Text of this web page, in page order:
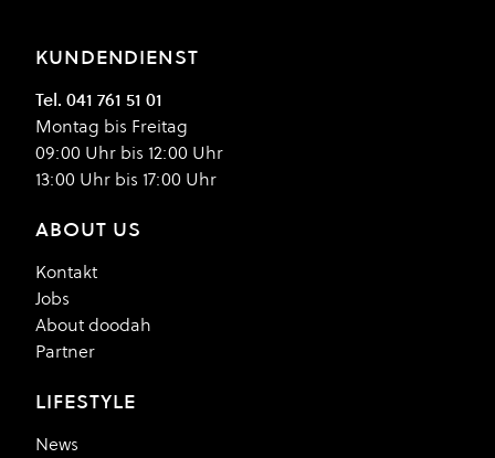
KUNDENDIENST
Tel. 041 761 51 01
Montag bis Freitag
09:00 Uhr bis 12:00 Uhr
13:00 Uhr bis 17:00 Uhr
ABOUT US
Kontakt
Jobs
About doodah
Partner
LIFESTYLE
News